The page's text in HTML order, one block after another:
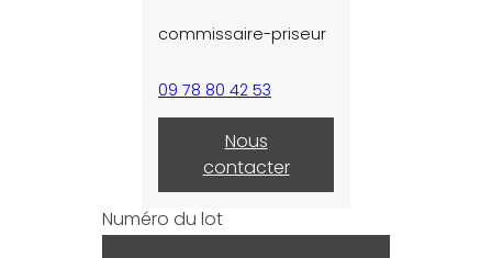
commissaire-priseur
09 78 80 42 53
Nous
contacter
Numéro du lot